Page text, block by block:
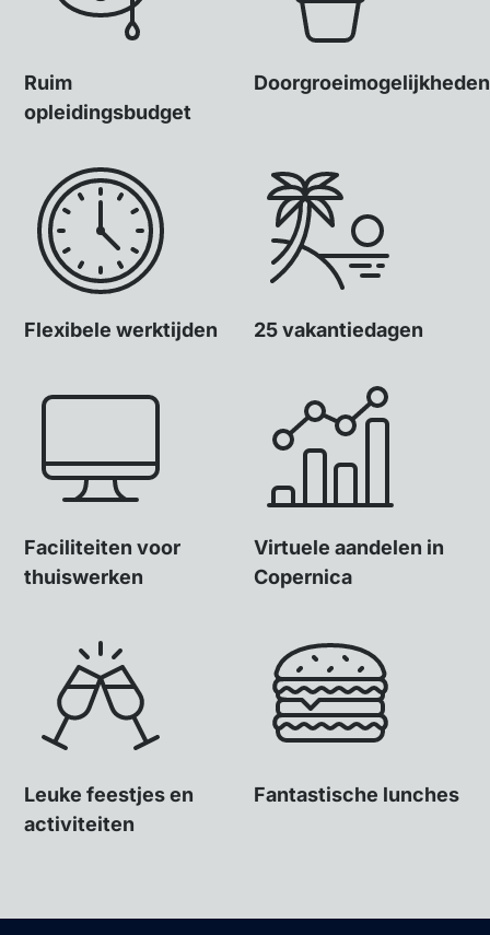
Ruim
opleidingsbudget
Doorgroeimogelijkheden
Flexibele werktijden 25 vakantiedagen
Faciliteiten voor
thuiswerken
Virtuele aandelen in
Copernica
Leuke feestjes en
activiteiten
Fantastische lunches